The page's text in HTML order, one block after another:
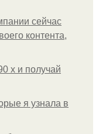
сейчас
контента,
х и получай
я узнала в